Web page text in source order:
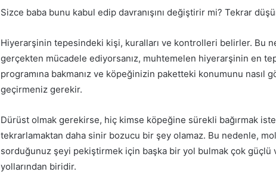
Sizce baba bunu kabul edip davranışını değiştirir mi? Tekrar
Hiyerarşinin tepesindeki kişi, kuralları ve kontrolleri belirler. Bu
gerçekten mücadele ediyorsanız, muhtemelen hiyerarşinin en
programına bakmanız ve köpeğinizin paketteki konumunu nasıl
geçirmeniz gerekir.
Dürüst olmak gerekirse, hiç kimse köpeğine sürekli bağırmak
tekrarlamaktan daha sinir bozucu bir şey olamaz. Bu nedenle,
sorduğunuz şeyi pekiştirmek için başka bir yol bulmak çok
yollarından biridir.